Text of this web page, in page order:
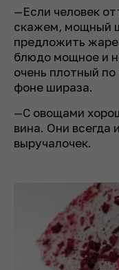
—Если человек
скажем, мощный
предложить
блюдо мощное и
очень плотный
фоне шираза.
—С овощами
вина. Они всегда
выручалочек.